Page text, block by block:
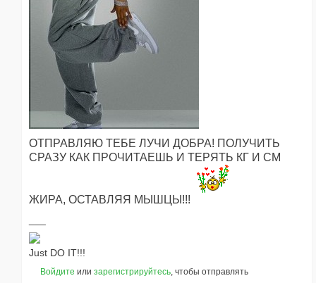
ОТПРАВЛЯЮ ТЕБЕ ЛУЧИ ДОБРА! ПОЛУЧИТЬ
СРАЗУ КАК ПРОЧИТАЕШЬ И ТЕРЯТЬ КГ И СМ
ЖИРА, ОСТАВЛЯЯ МЫШЦЫ!!!
Just DO IT!!!
Войдите или зарегистрируйтесь, чтобы отправлять